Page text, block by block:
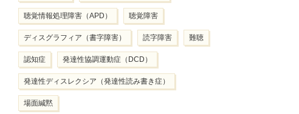
聴覚情報処理障害（APD） 聴覚障害
ディスグラフィア（書字障害） 読字障害 難聴
認知症 発達性協調運動症（DCD）
発達性ディスレクシア（発達性読み書き症）
場面緘黙